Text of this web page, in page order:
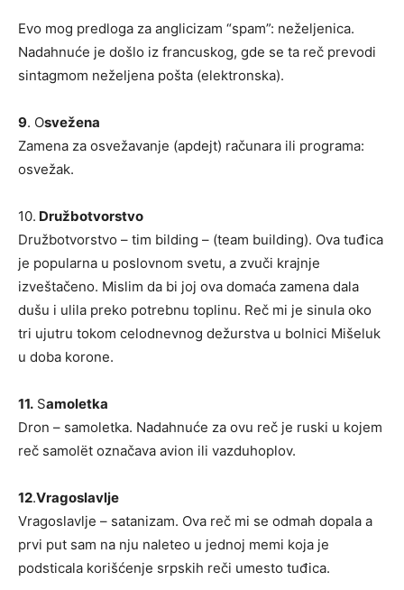
Evo mog predloga za anglicizam “spam”: neželjenica.
Nadahnuće je došlo iz francuskog, gde se ta reč prevodi
sintagmom neželjena pošta (elektronska).
9. Osvežena
Zamena za osvežavanje (apdejt) računara ili programa:
osvežak.
10. Družbotvorstvo
Družbotvorstvo – tim bilding – (team building). Ova tuđica
je popularna u poslovnom svetu, a zvuči krajnje
izveštačeno. Mislim da bi joj ova domaća zamena dala
dušu i ulila preko potrebnu toplinu. Reč mi je sinula oko
tri ujutru tokom celodnevnog dežurstva u bolnici Mišeluk
u doba korone.
11. Samoletka
Dron – samoletka. Nadahnuće za ovu reč je ruski u kojem
reč samolёt označava avion ili vazduhoplov.
12.Vragoslavlje
Vragoslavlje – satanizam. Ova reč mi se odmah dopala a
prvi put sam na nju naleteo u jednoj memi koja je
podsticala korišćenje srpskih reči umesto tuđica.